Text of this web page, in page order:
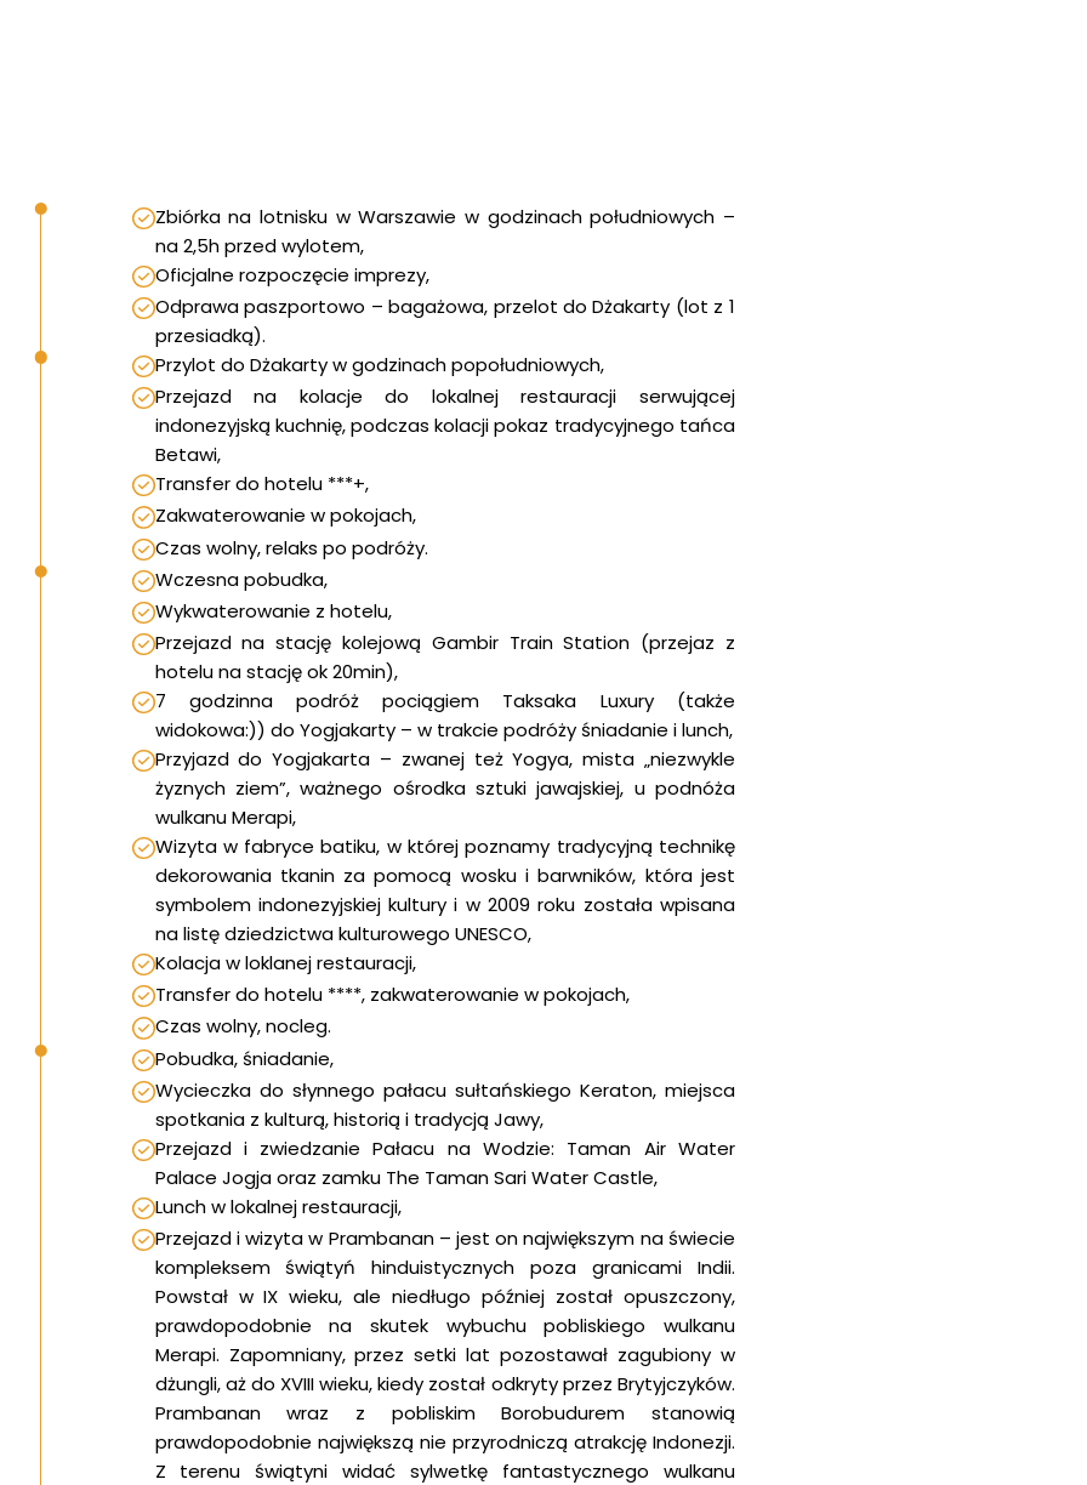
batiku, pokaz
Ballet, podróż pociągiem na
– Yogjakarta, jedna z
kuchni świata!
Zbiórka na lotnisku w Warszawie w godzinach południowych –
na 2,5h przed wylotem,
Oficjalne rozpoczęcie imprezy,
Odprawa paszportowo – bagażowa, przelot do Dżakarty (lot z 1
przesiadką).
Przylot do Dżakarty w godzinach popołudniowych,
Przejazd na kolacje do lokalnej restauracji serwującej
indonezyjską kuchnię, podczas kolacji pokaz tradycyjnego tańca
Betawi,
Transfer do hotelu ***+,
Zakwaterowanie w pokojach,
Czas wolny, relaks po podróży.
Wczesna pobudka,
Wykwaterowanie z hotelu,
Przejazd na stację kolejową Gambir Train Station (przejaz z
hotelu na stację ok 20min),
7 godzinna podróż pociągiem Taksaka Luxury (także
widokowa:)) do Yogjakarty – w trakcie podróży śniadanie i lunch,
Przyjazd do Yogjakarta – zwanej też Yogya, mista „niezwykle
żyznych ziem”, ważnego ośrodka sztuki jawajskiej, u podnóża
wulkanu Merapi,
Wizyta w fabryce batiku, w której poznamy tradycyjną technikę
dekorowania tkanin za pomocą wosku i barwników, która jest
symbolem indonezyjskiej kultury i w 2009 roku została wpisana
na listę dziedzictwa kulturowego UNESCO,
Kolacja w loklanej restauracji,
Transfer do hotelu ****, zakwaterowanie w pokojach,
Czas wolny, nocleg.
Pobudka, śniadanie,
Wycieczka do słynnego pałacu sułtańskiego Keraton, miejsca
spotkania z kulturą, historią i tradycją Jawy,
Przejazd i zwiedzanie Pałacu na Wodzie: Taman Air Water
Palace Jogja oraz zamku The Taman Sari Water Castle,
Lunch w lokalnej restauracji,
Przejazd i wizyta w Prambanan – jest on największym na świecie
kompleksem świątyń hinduistycznych poza granicami Indii.
Powstał w IX wieku, ale niedługo później został opuszczony,
prawdopodobnie na skutek wybuchu pobliskiego wulkanu
Merapi. Zapomniany, przez setki lat pozostawał zagubiony w
dżungli, aż do XVIII wieku, kiedy został odkryty przez Brytyjczyków.
Prambanan wraz z pobliskim Borobudurem stanowią
prawdopodobnie największą nie przyrodniczą atrakcję Indonezji.
Z terenu świątyni widać sylwetkę fantastycznego wulkanu